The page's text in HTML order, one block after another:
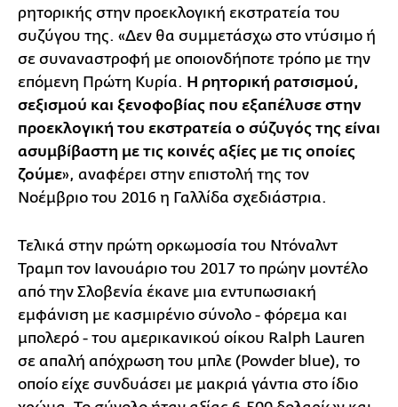
ρητορικής στην προεκλογική εκστρατεία του
συζύγου της. «Δεν θα συμμετάσχω στο ντύσιμο ή
σε συναναστροφή με οποιονδήποτε τρόπο με την
επόμενη Πρώτη Κυρία. Η ρητορική ρατσισμού,
σεξισμού και ξενοφοβίας που εξαπέλυσε στην
προεκλογική του εκστρατεία ο σύζυγός της είναι
ασυμβίβαστη με τις κοινές αξίες με τις οποίες
ζούμε», αναφέρει στην επιστολή της τον
Νοέμβριο του 2016 η Γαλλίδα σχεδιάστρια.
Τελικά στην πρώτη ορκωμοσία του Ντόναλντ
Τραμπ τον Ιανουάριο του 2017 το πρώην μοντέλο
από την Σλοβενία έκανε μια εντυπωσιακή
εμφάνιση με κασμιρένιο σύνολο - φόρεμα και
μπολερό - του αμερικανικού οίκου Ralph Lauren
σε απαλή απόχρωση του μπλε (Powder blue), το
οποίο είχε συνδυάσει με μακριά γάντια στο ίδιο